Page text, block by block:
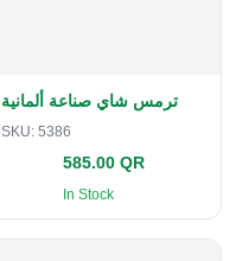
ترمس شاي صناعة ألمانية
SKU: 5386
585.00 QR
In Stock